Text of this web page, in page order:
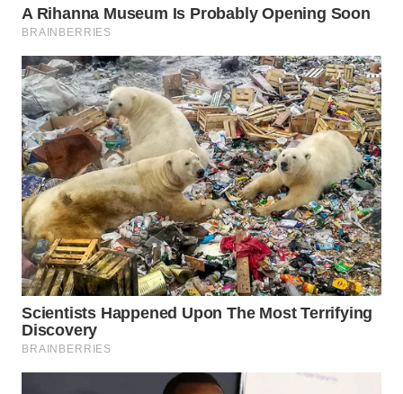
WN
WN
DEPOK
WN
TAPANULI
UTARA
WN
SAMOSIR
WN
PADANG
LAWAS